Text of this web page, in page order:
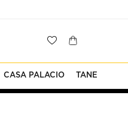
CASA PALACIO TANE